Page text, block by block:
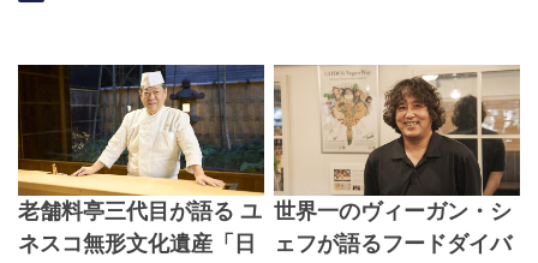
老舗料亭三代目が語る ユ
ネスコ無形文化遺産「日
世界一のヴィーガン・シ
ェフが語るフードダイバ